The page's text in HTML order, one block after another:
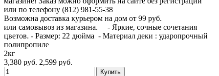
или по телефону (812) 981-55-38
Возможна доставка курьером на дом от 99 руб.
или самовывоз из магазина. - Яркие, сочные сочетания
цветов. - Размер: 22 дюйма - Материал деки : ударопрочный
полипропиле
2кг
3,380 руб. 2,599 руб.